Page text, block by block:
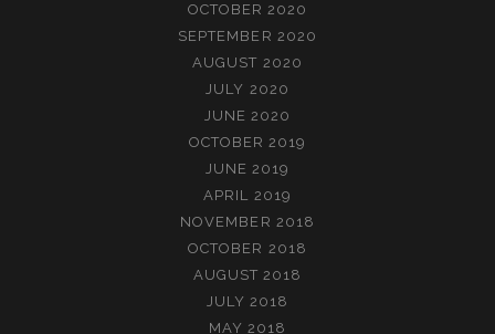
OCTOBER 2020
SEPTEMBER 2020
AUGUST 2020
JULY 2020
JUNE 2020
OCTOBER 2019
JUNE 2019
APRIL 2019
NOVEMBER 2018
OCTOBER 2018
AUGUST 2018
JULY 2018
MAY 2018